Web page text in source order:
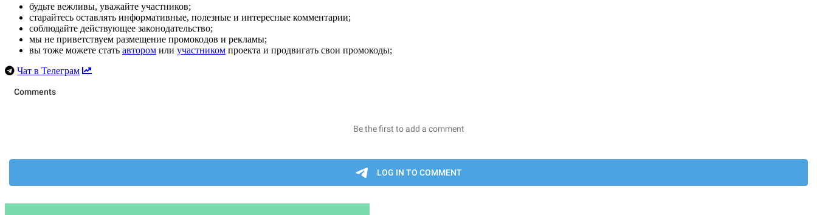
будьте вежливы, уважайте участников;
старайтесь оставлять информативные, полезные и интересные комментарии;
соблюдайте действующее законодательство;
мы не приветствуем размещение промокодов и рекламы;
вы тоже можете стать автором или участником проекта и продвигать свои промокоды;
Чат в Телеграм